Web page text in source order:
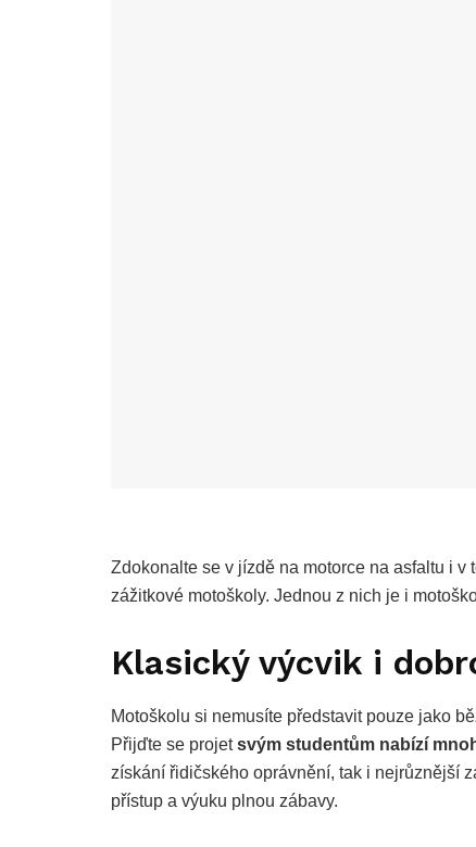
Zdokonalte se v jízdě na motorce na asfaltu i
zážitkové motoškoly. Jednou z nich je i
Klasický výcvik i
Motoškolu si nemusíte představit pouze jako
Přijďte se projetsvým studentům nabízí
získání řidičského oprávnění, tak i nejrůznější
přístup a výuku plnou zábavy.